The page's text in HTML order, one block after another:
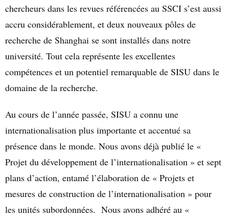
chercheurs dans les revues référencées au SSCI s’est aussi
accru considérablement, et deux nouveaux pôles de
recherche de Shanghai se sont installés dans notre
université. Tout cela représente les excellentes
compétences et un potentiel remarquable de SISU dans le
domaine de la recherche.
Au cours de l’année passée, SISU a connu une
internationalisation plus importante et accentué sa
présence dans le monde. Nous avons déjà publié le «
Projet du développement de l’internationalisation » et sept
plans d’action, entamé l’élaboration de « Projets et
mesures de construction de l’internationalisation » pour
les unités subordonnées. Nous avons adhéré au «